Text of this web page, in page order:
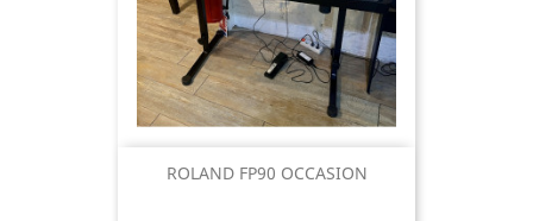
ROLAND FP90 OCCASION